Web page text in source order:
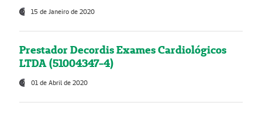
15 de Janeiro de 2020
Prestador Decordis Exames Cardiológicos
LTDA (51004347-4)
01 de Abril de 2020